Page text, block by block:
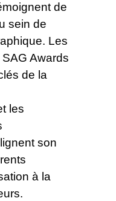
de
sein de
Les
Awards
de la
les
son
à la